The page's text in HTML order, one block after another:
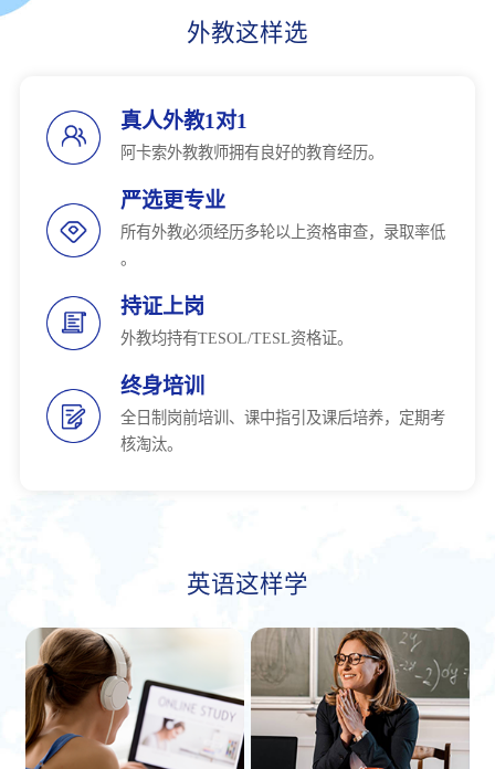
外教这样选
真人外教1对1
阿卡索外教教师拥有良好的教育经历。
严选更专业
所有外教必须经历多轮以上资格审查，录取率低
。
持证上岗
外教均持有TESOL/TESL资格证。
终身培训
全日制岗前培训、课中指引及课后培养，定期考
核淘汰。
英语这样学